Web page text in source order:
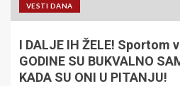
VESTI DANA
I DALJE IH ŽELE! Sportom
GODINE SU BUKVALNO
KADA SU ONI U PITANJU!